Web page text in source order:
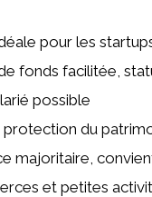
pour les
fonds facilitée,
possible
protection du
majoritaire,
et petites